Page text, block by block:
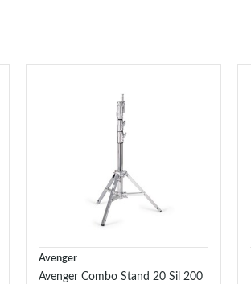
Avenger
Avenger Combo Stand 20 Sil 200